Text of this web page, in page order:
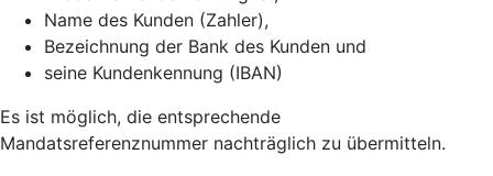
Name des Kunden (Zahler),
Bezeichnung der Bank des Kunden und
seine Kundenkennung (IBAN)
Es ist möglich, die entsprechende
Mandatsreferenznummer nachträglich zu übermitteln.